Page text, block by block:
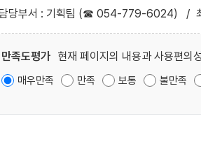
담당부서 : 기획팀 (☎ 054-779-6024) /
만족도평가 현재 페이지의 내용과 사용편의
매우만족 만족 보통 불만족